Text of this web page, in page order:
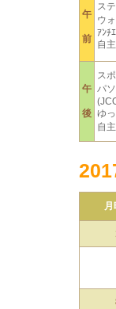
午
前
ス
ウ
ｱﾝﾁ
自
午
後
ス
パ
ゆ
自
月